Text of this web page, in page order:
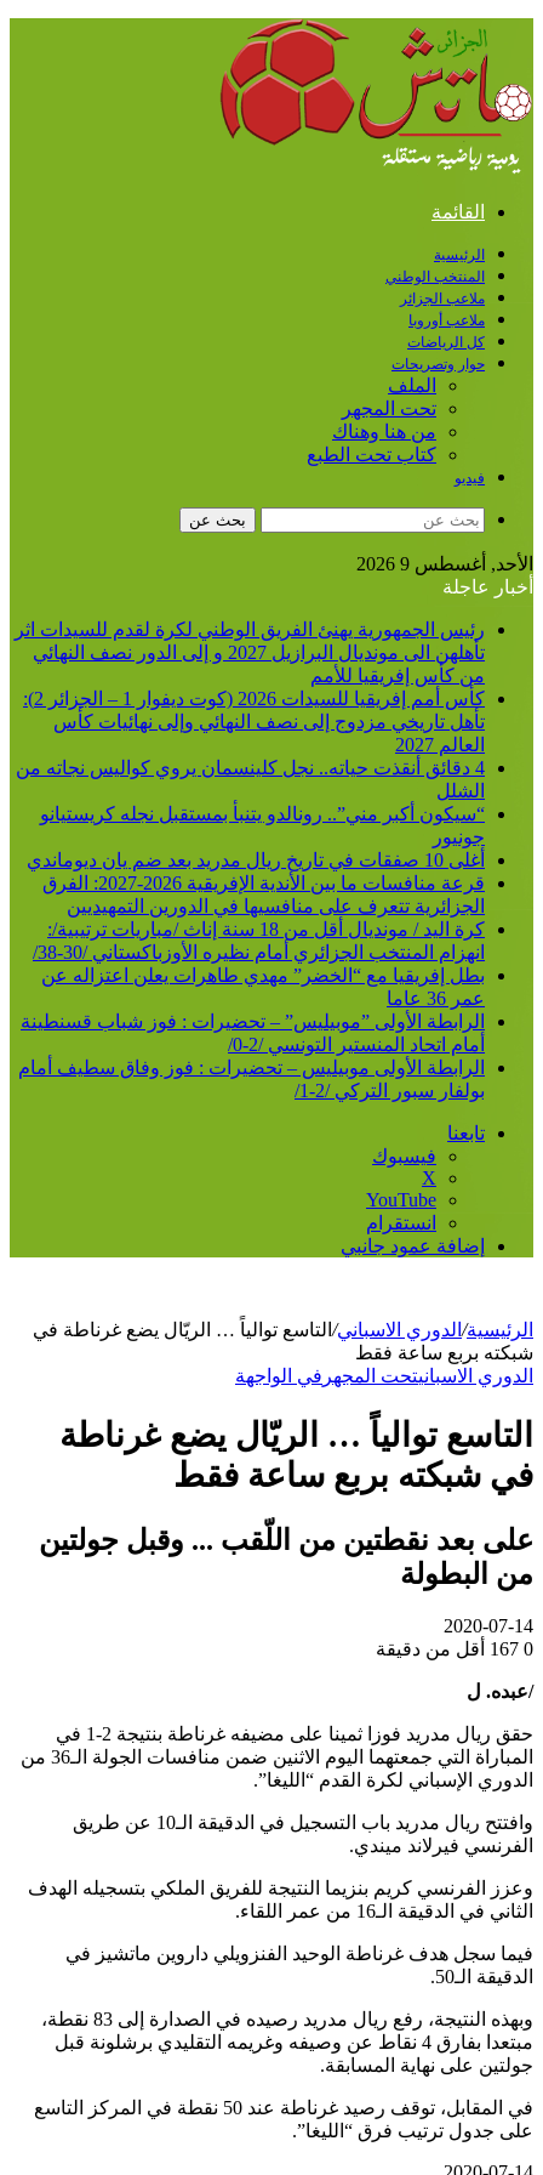
القائمة
الرئيسية
المنتخب الوطني
ملاعب الجزائر
ملاعب أوروبا
كل الرياضات
حوار وتصريحات
الملف
تحت المجهر
من هنا وهناك
كتاب تحت الطبع
فيديو
بحث عن
الأحد, أغسطس 9 2026
أخبار عاجلة
رئيس الجمهورية يهنئ الفريق الوطني لكرة لقدم للسيدات اثر
تأهلهن الى مونديال البرازيل 2027 و إلى الدور نصف النهائي
من كأس إفريقيا للأمم
كأس أمم إفريقيا للسيدات 2026 (كوت ديفوار 1 – الجزائر 2):
تأهل تاريخي مزدوج إلى نصف النهائي وإلى نهائيات كأس
العالم 2027
4 دقائق أنقذت حياته.. نجل كلينسمان يروي كواليس نجاته من
الشلل
“سيكون أكبر مني”.. رونالدو يتنبأ بمستقبل نجله كريستيانو
جونيور
أغلى 10 صفقات في تاريخ ريال مدريد بعد ضم يان ديوماندي
قرعة منافسات ما بين الأندية الإفريقية 2026-2027: الفرق
الجزائرية تتعرف على منافسيها في الدورين التمهيديين
كرة اليد / مونديال أقل من 18 سنة إناث /مباريات ترتيبية/:
انهزام المنتخب الجزائري أمام نظيره الأوزباكستاني /30-38/
بطل إفريقيا مع “الخضر” مهدي طاهرات يعلن اعتزاله عن
عمر 36 عاما
الرابطة الأولى ”موبيليس” – تحضيرات : فوز شباب قسنطينة
أمام اتحاد المنستير التونسي /2-0/
الرابطة الأولى موبيليس – تحضيرات : فوز وفاق سطيف أمام
بولفار سبور التركي /2-1/
تابعنا
فيسبوك
‫X
‫YouTube
انستقرام
إضافة عمود جانبي
الرئيسية/ الدوري الاسباني/ التاسع توالياً … الريّال يضع غرناطة في
شبكته بربع ساعة فقط
الدوري الاسبانيتحت المجهر في الواجهة
التاسع توالياً … الريّال يضع غرناطة
في شبكته بربع ساعة فقط
على بعد نقطتين من اللّقب ... وقبل جولتين
من البطولة
2020-07-14
0
أقل من دقيقة
/عبده. ل
حقق ريال مدريد فوزا ثمينا على مضيفه غرناطة بنتيجة 2-1 في
المباراة التي جمعتهما اليوم الاثنين ضمن منافسات الجولة الـ36 من
الدوري الإسباني لكرة القدم “الليغا”.
وافتتح ريال مدريد باب التسجيل في الدقيقة الـ10 عن طريق
الفرنسي فيرلاند ميندي.
وعزز الفرنسي كريم بنزيما النتيجة للفريق الملكي بتسجيله الهدف
الثاني في الدقيقة الـ16 من عمر اللقاء.
فيما سجل هدف غرناطة الوحيد الفنزويلي داروين ماتشيز في
الدقيقة الـ50.
وبهذه النتيجة، رفع ريال مدريد رصيده في الصدارة إلى 83 نقطة،
مبتعدا بفارق 4 نقاط عن وصيفه وغريمه التقليدي برشلونة قبل
جولتين على نهاية المسابقة.
في المقابل، توقف رصيد غرناطة عند 50 نقطة في المركز التاسع
على جدول ترتيب فرق “الليغا”.